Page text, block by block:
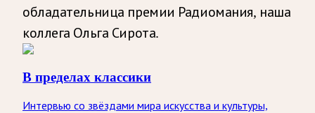
обладательница премии Радиомания, наша
коллега Ольга Сирота.
В пределах классики
Интервью со звёздами мира искусства и культуры,